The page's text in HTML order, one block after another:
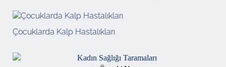
Çocuklarda Kalp Hastalıkları